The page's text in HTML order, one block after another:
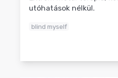
utóhatások nélkül.
blind myself